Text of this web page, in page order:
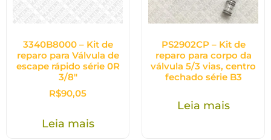
3340B8000 – Kit de
reparo para Válvula de
escape rápido série 0R
3/8″
R$90,05
Leia mais
PS2902CP – Kit de
reparo para corpo da
válvula 5/3 vias, centro
fechado série B3
Leia mais